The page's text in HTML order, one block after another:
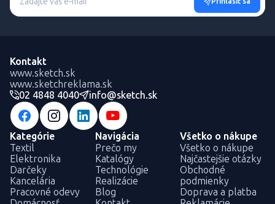
Kontakt
www.sketch.sk
www.sketchreklama.sk
02 4848 4040
info@sketch.sk
Kategórie
Textil
Elektronika
Darčeky
Kancelária
Pracovné odevy
Navigácia
Prečo my
Katalógy
Technológie
Realizácie
Blog
Všetko o nákupe
Všetko o nákupe
Najčastejšie otázky
Obchodné
podmienky
Doprava a platba